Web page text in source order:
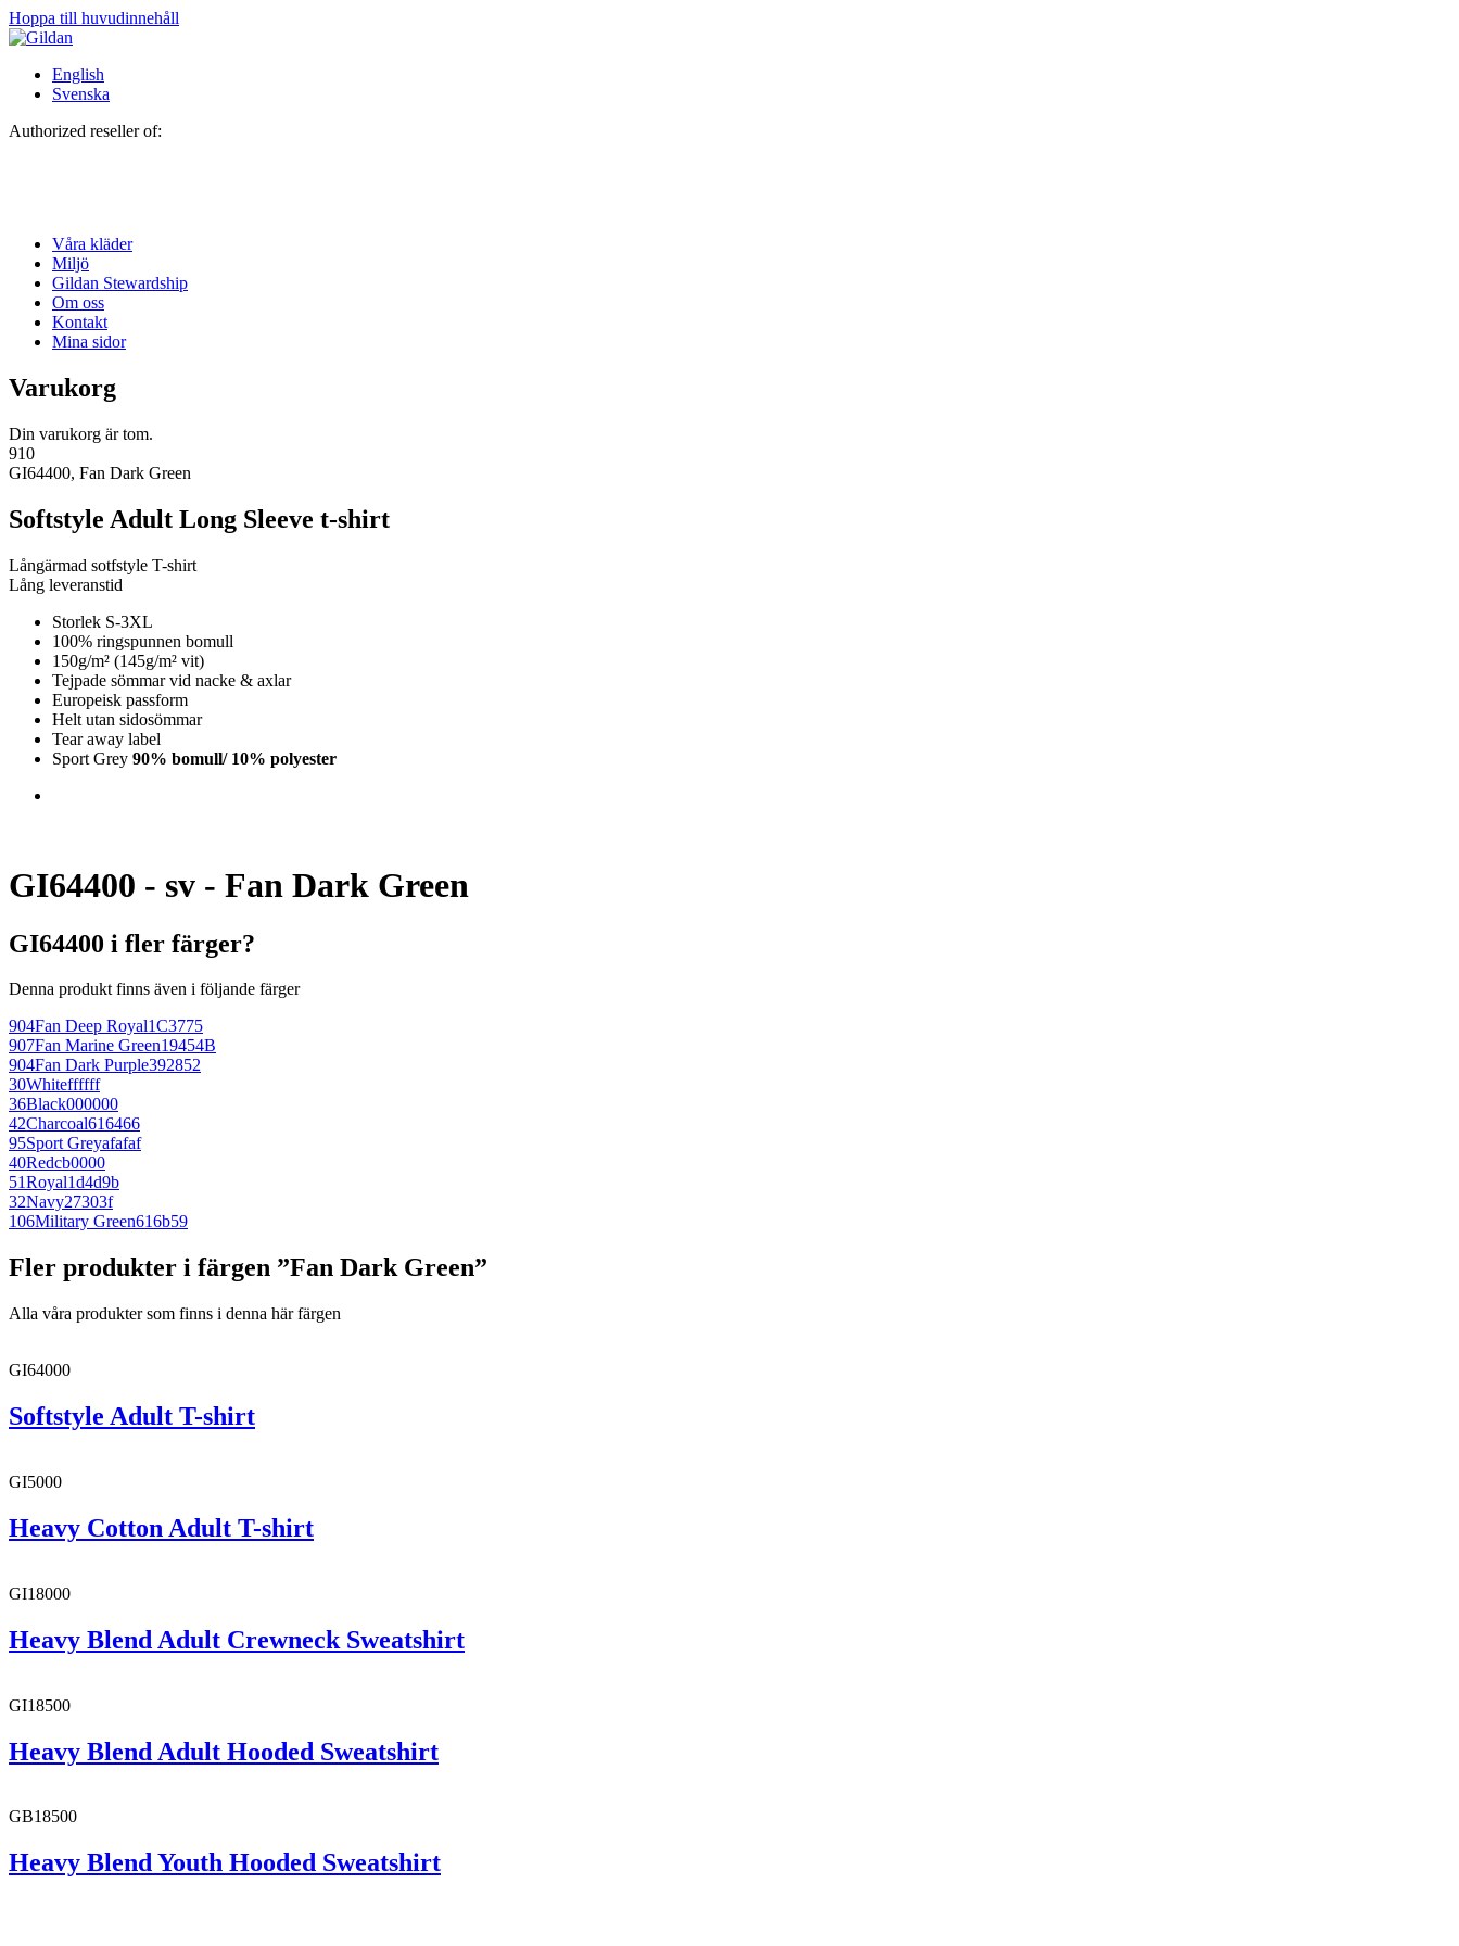
Hoppa till huvudinnehåll
English
Svenska
Authorized reseller of:
Våra kläder
Miljö
Gildan Stewardship
Om oss
Kontakt
Mina sidor
Varukorg
Din varukorg är tom.
910
GI64400, Fan Dark Green
Softstyle Adult Long Sleeve t-shirt
Långärmad sotfstyle T-shirt
Lång leveranstid
Storlek S-3XL
100% ringspunnen bomull
150g/m² (145g/m² vit)
Tejpade sömmar vid nacke & axlar
Europeisk passform
Helt utan sidosömmar
Tear away label
Sport Grey 90% bomull/ 10% polyester
GI64400 - sv - Fan Dark Green
GI64400 i fler färger?
Denna produkt finns även i följande färger
904Fan Deep Royal1C3775
907Fan Marine Green19454B
904Fan Dark Purple392852
30Whiteffffff
36Black000000
42Charcoal616466
95Sport Greyafafaf
40Redcb0000
51Royal1d4d9b
32Navy27303f
106Military Green616b59
Fler produkter i färgen ”Fan Dark Green”
Alla våra produkter som finns i denna här färgen
GI64000
Softstyle Adult T-shirt
GI5000
Heavy Cotton Adult T-shirt
GI18000
Heavy Blend Adult Crewneck Sweatshirt
GI18500
Heavy Blend Adult Hooded Sweatshirt
GB18500
Heavy Blend Youth Hooded Sweatshirt